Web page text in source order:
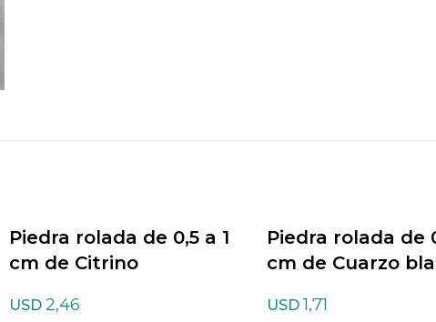
Piedra rolada de 0,5 a 1
cm de Citrino
USD 2,46
Piedra rolada de
cm de Cuarzo
USD 1,71